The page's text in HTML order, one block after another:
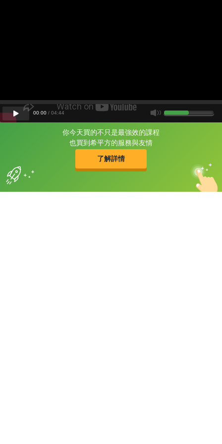
你今天買的不只是最強效的課程
也買到希平方的服務與友情
了解詳情
片尾有
攻其不背
的品牌故事
00:00 / 04:44